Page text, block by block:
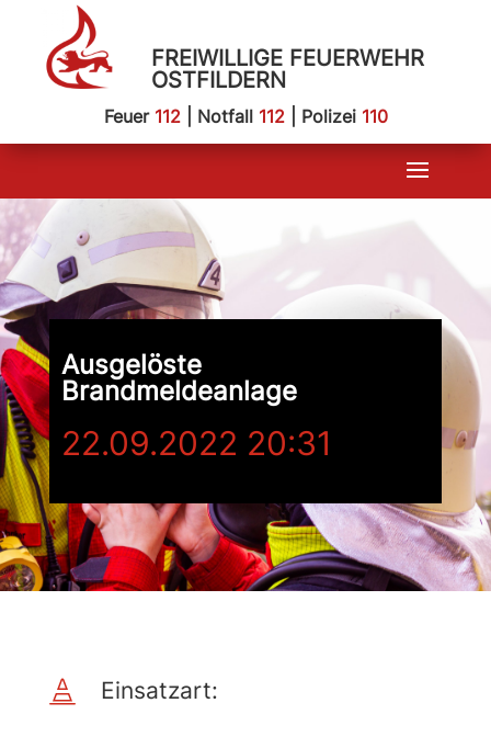
FREIWILLIGE FEUERWEHR
OSTFILDERN
Feuer 112| Notfall 112| Polizei 110
Ausgelöste
Brandmeldeanlage
22.09.2022 20:31
 Einsatzart: